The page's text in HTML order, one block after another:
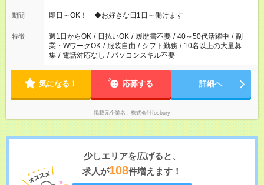
仕事により勤務時間が異なります
期間 即日～OK！ ◆お好きな日1日～働けます
特徴 週1日からOK / 日払いOK / 履歴書不要 / 40～50代活躍中 / 副
業・WワークOK / 服装自由 / シフト勤務 / 10名以上の大量募
集 / 電話対応なし / パソコンスキル不要
気になる！ 応募する 詳細へ
掲載元企業名 株式会社fosbury
少しエリアを広げると、
求人が108件増えます！